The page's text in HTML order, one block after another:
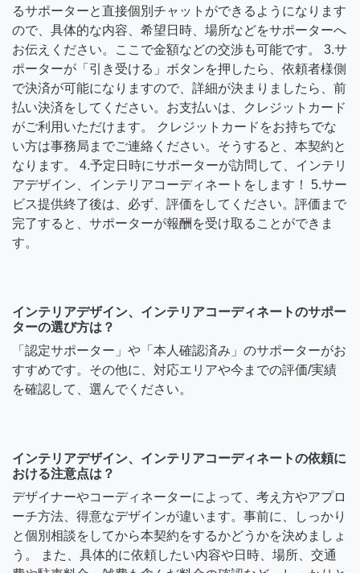
るサポーターと直接個別チャットができるようになります
ので、具体的な内容、希望日時、場所などをサポーターへ
お伝えください。ここで金額などの交渉も可能です。 3.サ
ポーターが「引き受ける」ボタンを押したら、依頼者様側
で決済が可能になりますので、詳細が決まりましたら、前
払い決済をしてください。お支払いは、クレジットカード
がご利用いただけます。 クレジットカードをお持ちでな
い方は事務局までご連絡ください。そうすると、本契約と
なります。 4.予定日時にサポーターが訪問して、インテリ
アデザイン、インテリアコーディネートをします！ 5.サー
ビス提供終了後は、必ず、評価をしてください。評価まで
完了すると、サポーターが報酬を受け取ることができま
す。
インテリアデザイン、インテリアコーディネートのサポー
ターの選び方は？
「認定サポーター」や「本人確認済み」のサポーターがお
すすめです。その他に、対応エリアや今までの評価/実績
を確認して、選んでください。
インテリアデザイン、インテリアコーディネートの依頼に
おける注意点は？
デザイナーやコーディネーターによって、考え方やアプロ
ーチ方法、得意なデザインが違います。事前に、しっかり
と個別相談をしてから本契約をするかどうかを決めましょ
う。 また、具体的に依頼したい内容や日時、場所、交通